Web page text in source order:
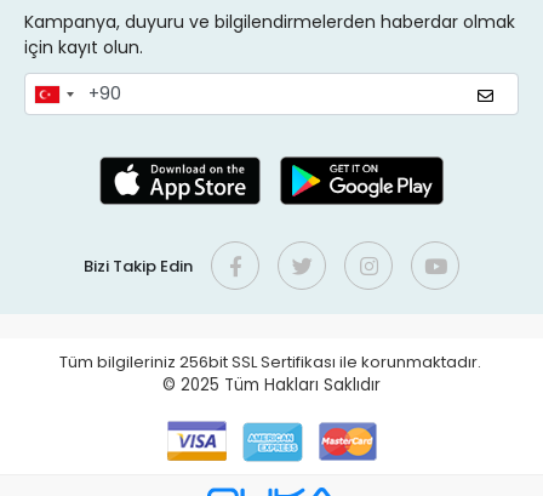
Kampanya, duyuru ve bilgilendirmelerden haberdar olmak
için kayıt olun.
Bizi Takip Edin
Tüm bilgileriniz 256bit SSL Sertifikası ile korunmaktadır.
© 2025 Tüm Hakları Saklıdır